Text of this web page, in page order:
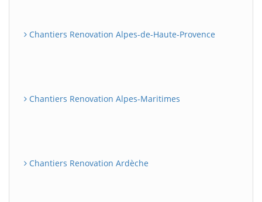
Chantiers Renovation Alpes-de-Haute-Provence
Chantiers Renovation Alpes-Maritimes
Chantiers Renovation Ardèche